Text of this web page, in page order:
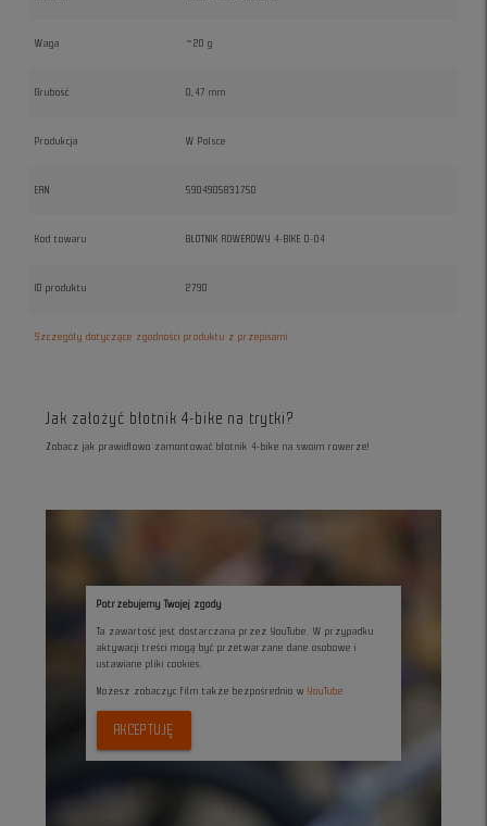
Waga ~20 g
Grubość 0,47 mm
Produkcja W Polsce
EAN 5904905831750
Kod towaru BŁOTNIK ROWEROWY 4-BIKE D-04
ID produktu 2790
Szczegóły dotyczące zgodności produktu z przepisami
Potrzebujemy Twojej zgody
Ta zawartość jest dostarczana przez YouTube. W przypadku
aktywacji treści mogą być przetwarzane dane osobowe i
ustawiane pliki cookies.
Możesz zobaczyc film także bezpośrednio w YouTube
AKCEPTUJĘ
Jak założyć błotnik 4-bike na trytki?
Zobacz jak prawidłowo zamontować błotnik 4-bike na swoim rowerze!